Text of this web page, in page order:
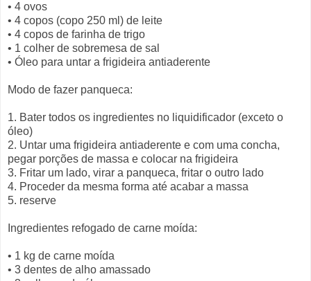
• 4 ovos
• 4 copos (copo 250 ml) de leite
• 4 copos de farinha de trigo
• 1 colher de sobremesa de sal
• Óleo para untar a frigideira antiaderente
Modo de fazer panqueca:
1. Bater todos os ingredientes no liquidificador (exceto o
óleo)
2. Untar uma frigideira antiaderente e com uma concha,
pegar porções de massa e colocar na frigideira
3. Fritar um lado, virar a panqueca, fritar o outro lado
4. Proceder da mesma forma até acabar a massa
5. reserve
Ingredientes refogado de carne moída:
• 1 kg de carne moída
• 3 dentes de alho amassado